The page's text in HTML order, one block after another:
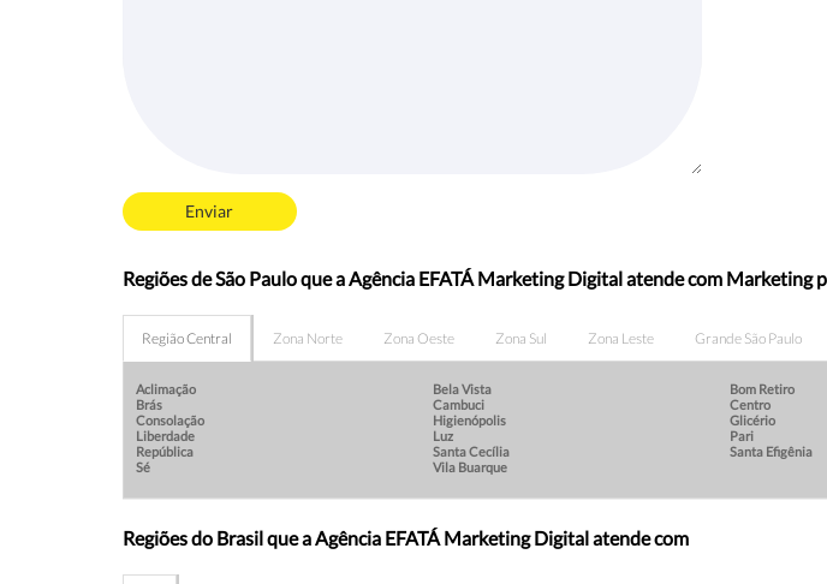
Enviar
Regiões de São Paulo que a Agência EFATÁ Marketing Digital atende com Marketing
Região Central Zona Norte Zona Oeste Zona Sul Zona Leste Grande São Paulo
Aclimação Bela Vista
Bom Retiro
Brás
Cambuci
Centro
Consolação
Higienópolis
Glicério
Liberdade
Luz
Pari
República
Santa Cecília
Santa Efigênia
Sé
Vila Buarque
Regiões do Brasil que a Agência EFATÁ Marketing Digital atende com